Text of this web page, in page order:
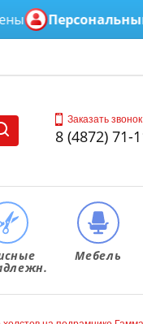
Персональный
Заказать звонок
8 (4872) 71-
Мебель